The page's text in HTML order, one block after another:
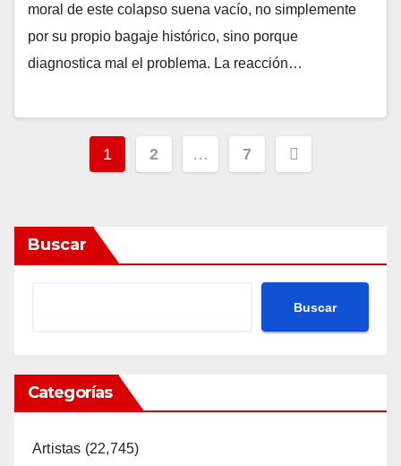
moral de este colapso suena vacío, no simplemente
por su propio bagaje histórico, sino porque
diagnostica mal el problema. La reacción…
Posts
1 2 … 7
Buscar
Buscar
Categorías
Artistas (22,745)